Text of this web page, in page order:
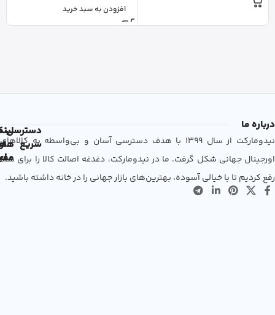
افزودن به سبد خرید
درباره ما
نیدومارکت از سال 1399 با هدف دسترسی آسان و بی‌واسطه به کالاهای
اورجینال جهانی شکل گرفت. ما در نیدومارکت، دغدغه اصالت کالا را برای شما
رفع کردیم تا با خیالی آسوده، بهترین‌های بازار جهانی را در خانه داشته باشید.
دسترسی
سریع